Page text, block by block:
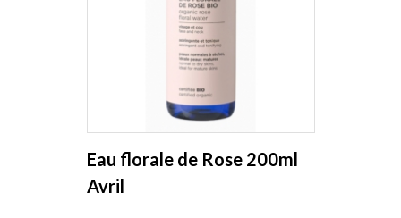
Eau florale de Rose 200ml
Avril